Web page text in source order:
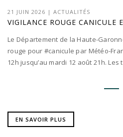
21 JUIN 2026 | ACTUALITÉS
VIGILANCE ROUGE CANICULE
Le Département de la Haute-
rouge pour #canicule par Météo-
12h jusqu’au mardi 12 août 21h.
EN SAVOIR PLUS